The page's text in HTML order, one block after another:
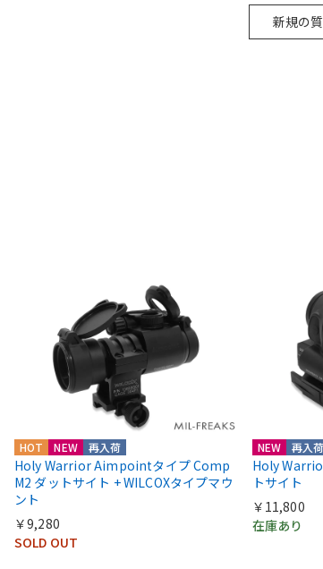
新規の
HOT NEW 再入荷
Holy Warrior Aimpointタイプ Comp
M2 ダットサイト + WILCOXタイプマウ
ント
￥9,280
SOLD OUT
NEW 再入荷
Holy
トサイト
￥11,800
在庫あり